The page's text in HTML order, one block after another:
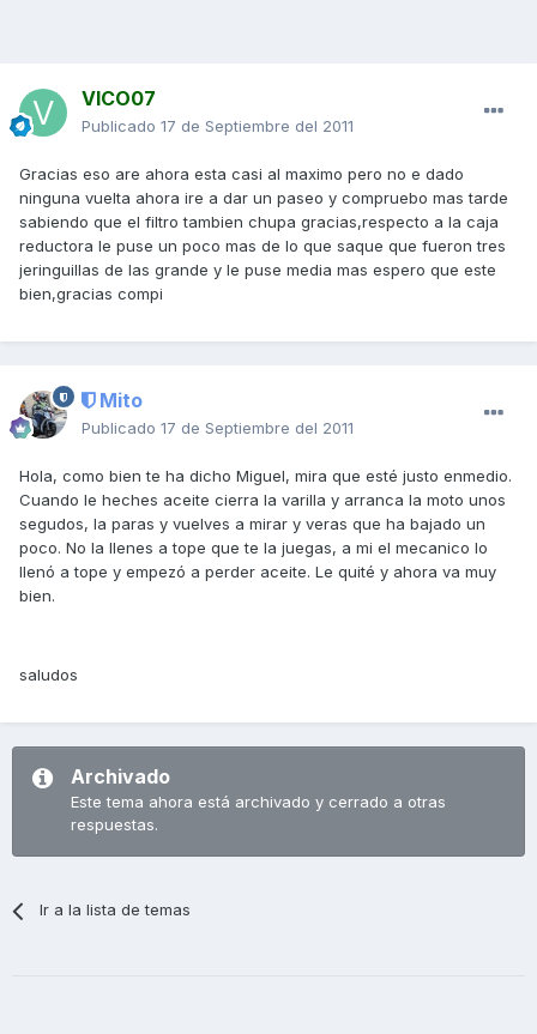
VICO07
Publicado 17 de Septiembre del 2011
Gracias eso are ahora esta casi al maximo pero no e dado
ninguna vuelta ahora ire a dar un paseo y compruebo mas tarde
sabiendo que el filtro tambien chupa gracias,respecto a la caja
reductora le puse un poco mas de lo que saque que fueron tres
jeringuillas de las grande y le puse media mas espero que este
bien,gracias compi
Mito
Publicado 17 de Septiembre del 2011
Hola, como bien te ha dicho Miguel, mira que esté justo enmedio.
Cuando le heches aceite cierra la varilla y arranca la moto unos
segudos, la paras y vuelves a mirar y veras que ha bajado un
poco. No la llenes a tope que te la juegas, a mi el mecanico lo
llenó a tope y empezó a perder aceite. Le quité y ahora va muy
bien.
saludos
Archivado
Este tema ahora está archivado y cerrado a otras
respuestas.
Ir a la lista de temas